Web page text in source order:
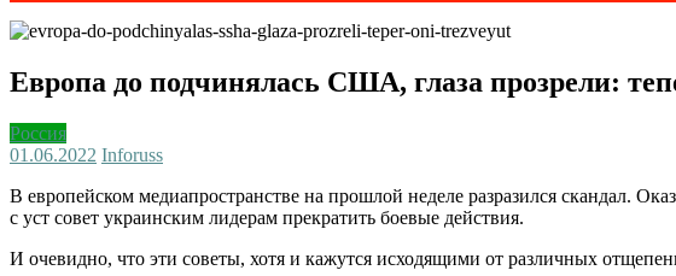
Европа до подчинялась США, глаза прозрели:
Россия
01.06.2022 Inforuss
В европейском медиапространстве на прошлой неделе разразился скандал.
с уст совет украинским лидерам прекратить боевые действия.
И очевидно, что эти советы, хотя и кажутся исходящими от различных